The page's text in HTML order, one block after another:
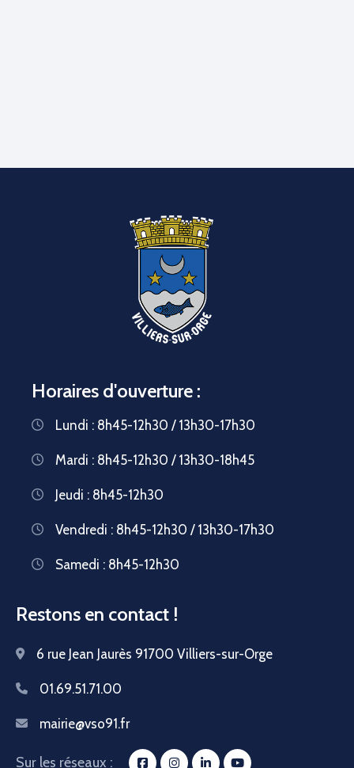
Horaires d'ouverture :
Lundi : 8h45-12h30 / 13h30-17h30
Mardi : 8h45-12h30 / 13h30-18h45
Jeudi : 8h45-12h30
Vendredi : 8h45-12h30 / 13h30-17h30
Samedi : 8h45-12h30
Restons en contact !
6 rue Jean Jaurès 91700 Villiers-sur-Orge
01.69.51.71.00
mairie@vso91.fr
Sur les réseaux :